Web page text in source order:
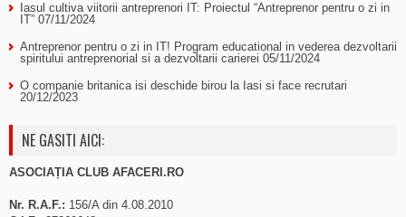
Iasul cultiva viitorii antreprenori IT: Proiectul “Antreprenor pentru o zi in
IT” 07/11/2024
Antreprenor pentru o zi in IT! Program educational in vederea dezvoltarii
spiritului antreprenorial si a dezvoltarii carierei 05/11/2024
O companie britanica isi deschide birou la Iasi si face recrutari
20/12/2023
NE GASITI AICI:
ASOCIAȚIA CLUB AFACERI.RO
Nr. R.A.F.: 156/A din 4.08.2010